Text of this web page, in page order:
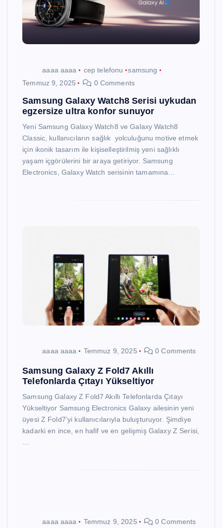
aaaa aaaa cep telefonu
samsung
Temmuz 9, 2025
0 Comments
Samsung Galaxy Watch8 Serisi uykudan
egzersize ultra konfor sunuyor
Yeni Samsung Galaxy Watch8 ve Galaxy Watch8
Classic, kullanıcıların sağlık yolculuğunu motive etmek
için ikonik tasarım ile kişiselleştirilmiş yeni sağlıklı
yaşam içgörülerini bir araya getiriyor. Samsung
Electronics, Galaxy Watch serisinin tamamına…
aaaa aaaa Temmuz 9, 2025 0 Comments
Samsung Galaxy Z Fold7 Akıllı
Telefonlarda Çıtayı Yükseltiyor
Samsung Galaxy Z Fold7 Akıllı Telefonlarda Çıtayı
Yükseltiyor Samsung Electronics Galaxy ailesinin yeni
üyesi Z Fold7’yi kullanıcılarıyla buluşturuyor. Şimdiye
kadarki en ince, en hafif ve en gelişmiş Galaxy Z Serisi,
aaaa aaaa Temmuz 9, 2025 0 Comments